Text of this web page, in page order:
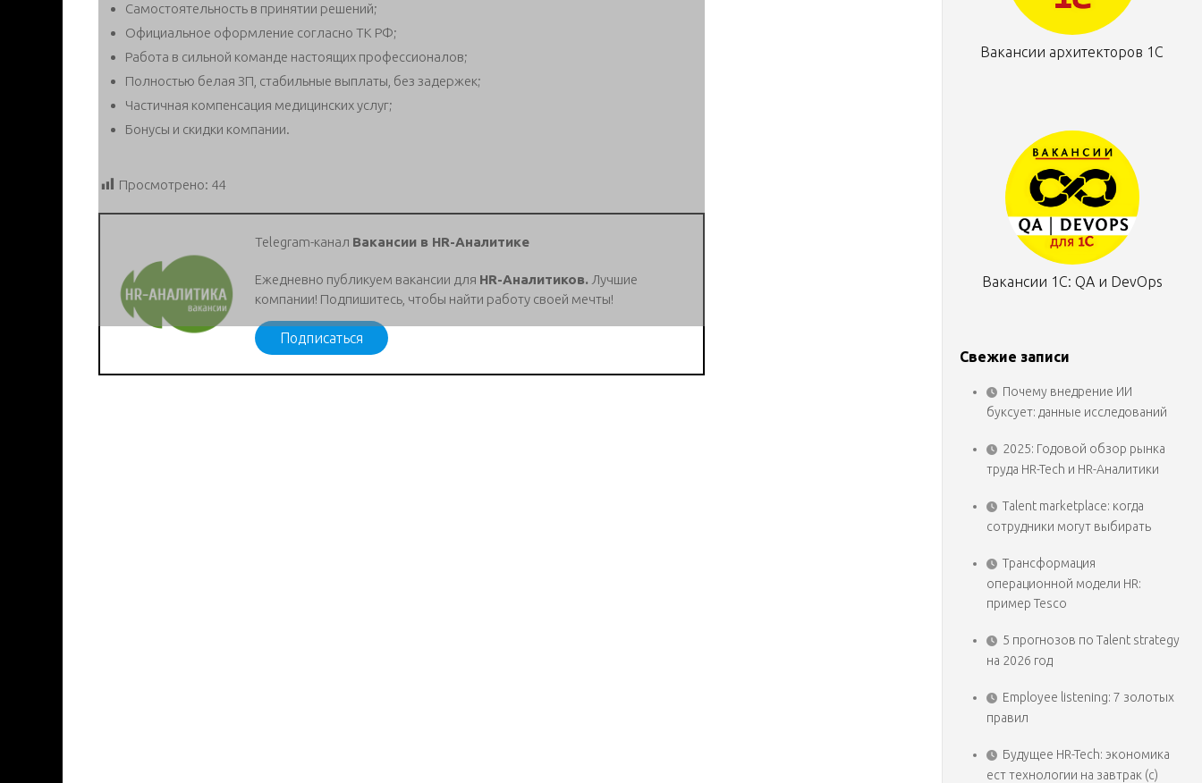
Самостоятельность в принятии решений;
Официальное оформление согласно ТК РФ;
Работа в сильной команде настоящих профессионалов;
Полностью белая ЗП, стабильные выплаты, без задержек;
Частичная компенсация медицинских услуг;
Бонусы и скидки компании.
Просмотрено: 44
Telegram-канал Вакансии в HR-Аналитике
Ежедневно публикуем вакансии для HR-Аналитиков. Лучшие
компании! Подпишитесь, чтобы найти работу своей мечты!
Подписаться
Вакансии архитекторов 1С
Вакансии 1С: QA и DevOps
Свежие записи
Почему внедрение ИИ
буксует: данные исследований
2025: Годовой обзор рынка
труда HR-Tech и HR-Аналитики
Talent marketplace: когда
сотрудники могут выбирать
Трансформация
операционной модели HR:
пример Tesco
5 прогнозов по Talent strategy
на 2026 год
Employee listening: 7 золотых
правил
Будущее HR-Tech: экономика
ест технологии на завтрак (с)